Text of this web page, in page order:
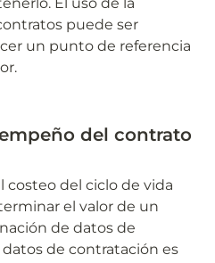
puede ser
un punto de referencia
del contrato
costeo del ciclo de vida
el valor de un
de datos de
de contratación es